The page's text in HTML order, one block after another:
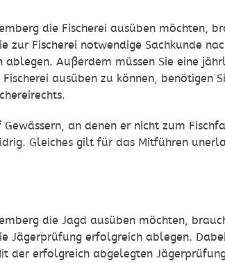
die Fischerei ausüben möchten,
zur Fischerei notwendige Sachkunde
Außerdem müssen Sie eine
ausüben zu können, benötigen
an denen er nicht zum
Gleiches gilt für das Mitführen
die Jagd ausüben möchten,
Jägerprüfung erfolgreich ablegen.
der erfolgreich abgelegten